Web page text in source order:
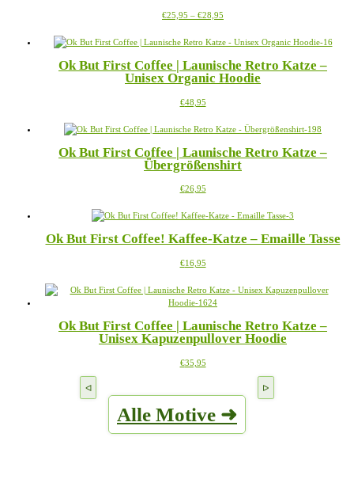
können
der
gewählt
werden
€25,95 – €28,95
bis
weist
Varianten
auf.
auf
Produktseite
gewählt
Ok But First Coffee | Launische Retro Katze –
Unisex Organic Hoodie
€48,95Dieses
weist
Varianten
auf.
Optionen
auf
Produktseite
werden
Ok But First Coffee | Launische Retro Katze –
Übergrößenshirt
€26,95Dieses
weist
Varianten
Die
können
auf
Produktseite
gewählt
Ok But First Coffee! Kaffee-Katze – Emaille Tasse
€16,95Dieses
weist
mehrere
auf.
Die
können
gewählt
werden
Ok But First Coffee | Launische Retro Katze –
Unisex Kapuzenpullover Hoodie
€35,95Dieses
Varianten
auf.
Alle Motive ➜